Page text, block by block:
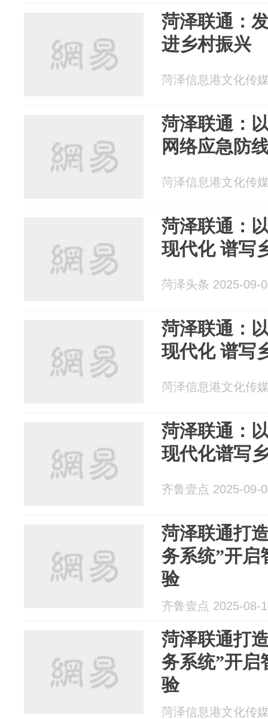
菏泽联通：
进乡村振兴
菏泽信息港文化传
菏泽联通：
网络应急防
菏泽信息港文化传
菏泽联通：
现代化 谱写
菏泽头条 2025-09-
菏泽联通：
现代化
菏泽信息港文化传
菏泽联通：
现代化谱写
齐鲁壹点 2025-09-
菏泽联通打
务系统”开启
验
齐鲁壹点 2025-08-
菏泽联通打
务系统”开启
验
菏泽信息港文化传